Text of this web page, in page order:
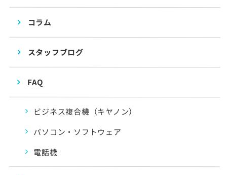
コラム
スタッフブログ
FAQ
ビジネス複合機（キヤノン）
パソコン・ソフトウェア
電話機